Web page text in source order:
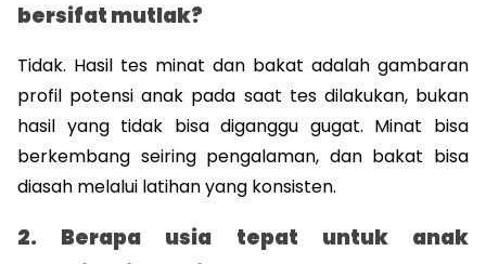
bersifat mutlak?
Tidak. Hasil tes minat dan bakat adalah gambaran
profil potensi anak pada saat tes dilakukan, bukan
hasil yang tidak bisa diganggu gugat. Minat bisa
berkembang seiring pengalaman, dan bakat bisa
diasah melalui latihan yang konsisten.
2. Berapa usia tepat untuk anak